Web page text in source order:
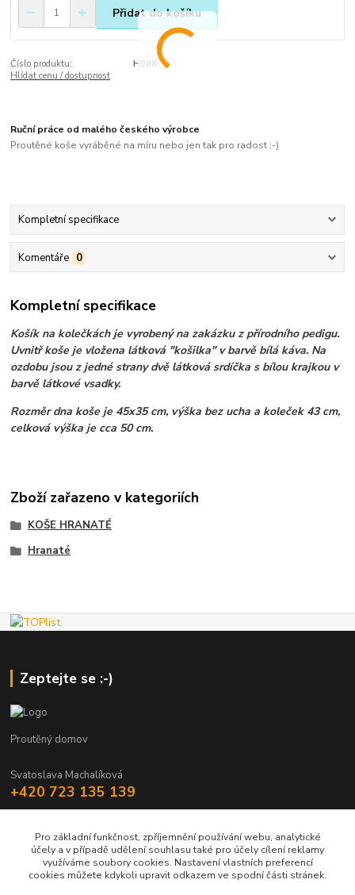
Přidat do košíku
Číslo produktu:
H008
Hlídat cenu / dostupnost
Ruční práce od malého českého výrobce
Proutěné koše vyráběné na míru nebo jen tak pro radost :-)
Kompletní specifikace
Komentáře 0
Kompletní specifikace
Košík na kolečkách je vyrobený na zakázku z přírodního pedigu.
Uvnitř koše je vložena látková "košilka" v barvě bílá káva. Na
ozdobu jsou z jedné strany dvě látková srdíčka s bílou krajkou v
barvě látkové vsadky.
Rozměr dna koše je 45x35 cm, výška bez ucha a koleček 43 cm,
celková výška je cca 50 cm.
Zboží zařazeno v kategoriích
KOŠE HRANATÉ
Hranaté
Zeptejte se :-)
Proutěný domov
Svatoslava Machalíková
+420 723 135 139
Pro základní funkčnost, zpříjemnění používání webu, analytické
účely a v případě udělení souhlasu také pro účely cílení reklamy
využíváme soubory cookies. Nastavení vlastních preferencí
cookies můžete kdykoli upravit odkazem ve spodní části stránek.